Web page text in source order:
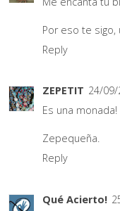
Por eso te sigo,
Reply
ZEPETIT 24/09/
Es una monada!
Zepequeña.
Reply
Qué Acierto!